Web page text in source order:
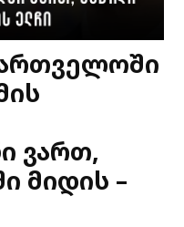
ვართ,
მიდის –